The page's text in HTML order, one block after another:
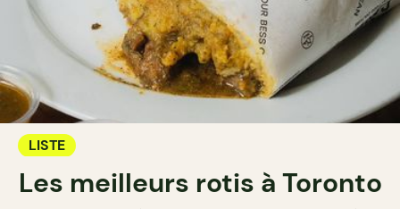
LISTE
Les meilleurs rotis à Toronto